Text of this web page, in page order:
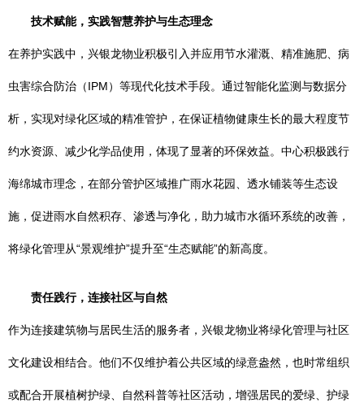
技术赋能，实践智慧养护与生态理念
在养护实践中，兴银龙物业积极引入并应用节水灌溉、精准施肥、病
虫害综合防治（IPM）等现代化技术手段。通过智能化监测与数据分
析，实现对绿化区域的精准管护，在保证植物健康生长的最大程度节
约水资源、减少化学品使用，体现了显著的环保效益。中心积极践行
海绵城市理念，在部分管护区域推广雨水花园、透水铺装等生态设
施，促进雨水自然积存、渗透与净化，助力城市水循环系统的改善，
将绿化管理从“景观维护”提升至“生态赋能”的新高度。
责任践行，连接社区与自然
作为连接建筑物与居民生活的服务者，兴银龙物业将绿化管理与社区
文化建设相结合。他们不仅维护着公共区域的绿意盎然，也时常组织
或配合开展植树护绿、自然科普等社区活动，增强居民的爱绿、护绿